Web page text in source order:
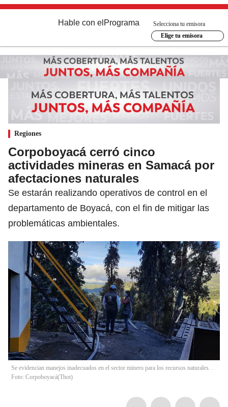
Hable con el Programa
Selecciona tu emisora
Elige tu emisora
Regiones
Corpoboyacá cerró cinco
actividades mineras en Samacá por
afectaciones naturales
Se estarán realizando operativos de control en el
departamento de Boyacá, con el fin de mitigar las
problemáticas ambientales.
Se evidencian manejos inadecuados en el sector minero para los recursos naturales. .
Foto: Corpoboyacá(Thot)